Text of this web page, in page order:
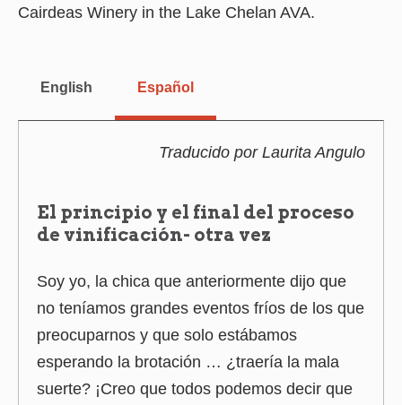
Cairdeas Winery in the Lake Chelan AVA.
English Español
Traducido por Laurita Angulo
El principio y el final del proceso
de vinificación- otra vez
Soy yo, la chica que anteriormente dijo que
no teníamos grandes eventos fríos de los que
preocuparnos y que solo estábamos
esperando la brotación … ¿traería la mala
suerte? ¡Creo que todos podemos decir que